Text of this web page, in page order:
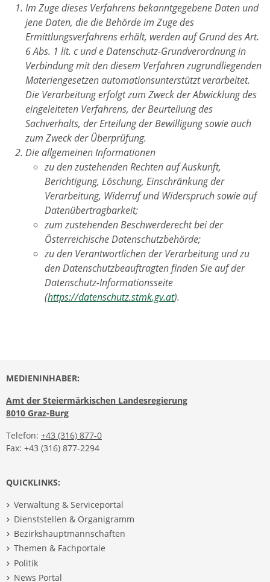
Im Zuge dieses Verfahrens bekanntgegebene Daten und
jene Daten, die die Behörde im Zuge des
Ermittlungsverfahrens erhält, werden auf Grund des Art.
6 Abs. 1 lit. c und e Datenschutz-Grundverordnung in
Verbindung mit den diesem Verfahren zugrundliegenden
Materiengesetzen automationsunterstützt verarbeitet.
Die Verarbeitung erfolgt zum Zweck der Abwicklung des
eingeleiteten Verfahrens, der Beurteilung des
Sachverhalts, der Erteilung der Bewilligung sowie auch
zum Zweck der Überprüfung.
Die allgemeinen Informationen
zu den zustehenden Rechten auf Auskunft,
Berichtigung, Löschung, Einschränkung der
Verarbeitung, Widerruf und Widerspruch sowie auf
Datenübertragbarkeit;
zum zustehenden Beschwerderecht bei der
Österreichische Datenschutzbehörde;
zu den Verantwortlichen der Verarbeitung und zu
den Datenschutzbeauftragten finden Sie auf der
Datenschutz-Informationsseite
(https://datenschutz.stmk.gv.at).
MEDIENINHABER:
Amt der Steiermärkischen Landesregierung
8010 Graz-Burg
Telefon: +43 (316) 877-0
Fax: +43 (316) 877-2294
QUICKLINKS:
Verwaltung & Serviceportal
Dienststellen & Organigramm
Bezirkshauptmannschaften
Themen & Fachportale
Politik
News Portal